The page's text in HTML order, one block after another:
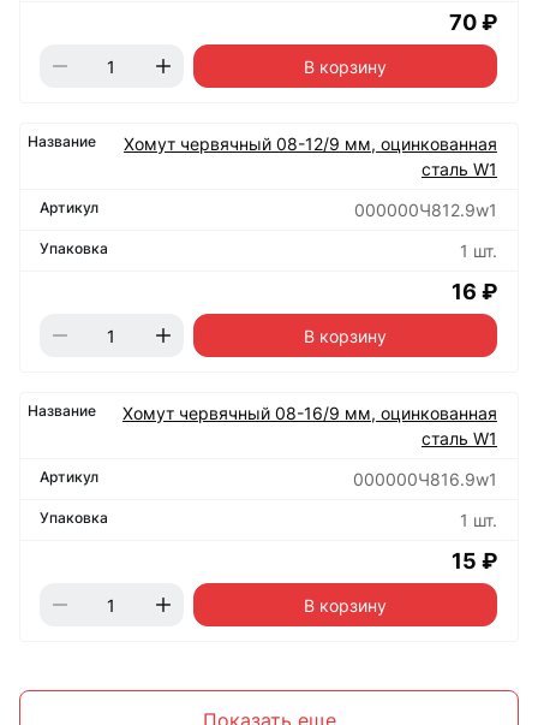
70 ₽
В корзину
Хомут червячный 08-12/9 мм, оцинкованная
сталь W1
000000Ч812.9w1
1 шт.
16 ₽
В корзину
Хомут червячный 08-16/9 мм, оцинкованная
сталь W1
000000Ч816.9w1
1 шт.
15 ₽
В корзину